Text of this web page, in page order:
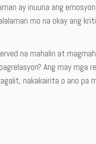
ay inuuna ang
mo na okay ang
na mahalin at
Ang may mga
nakakairita o ano pa